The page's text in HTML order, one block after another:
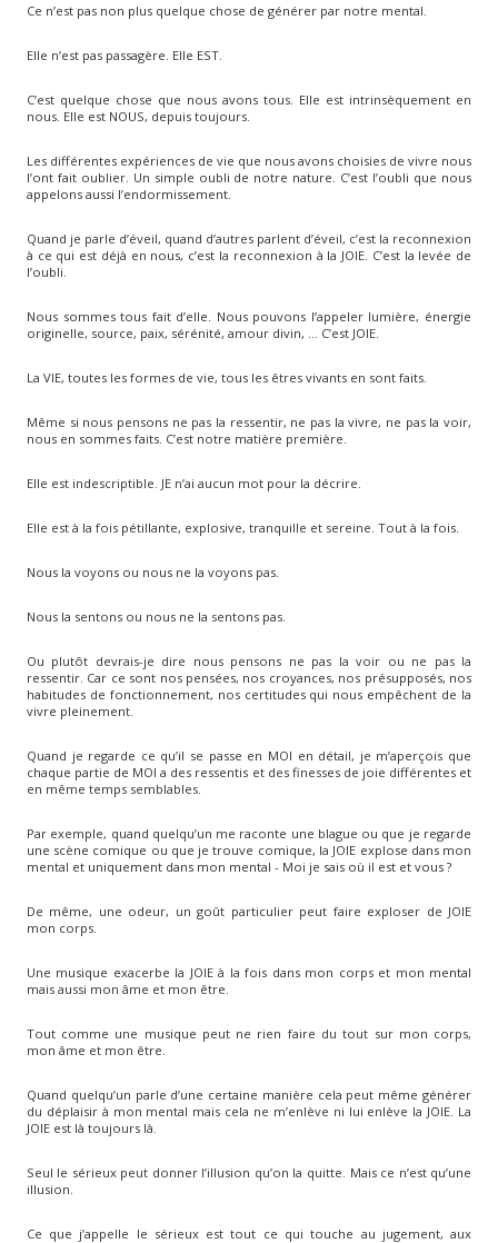
Ce n’est pas non plus quelque chose de générer par notre mental.
Elle n’est pas passagère. Elle EST.
C’est quelque chose que nous avons tous. Elle est intrinsèquement en
nous. Elle est NOUS, depuis toujours.
Les différentes expériences de vie que nous avons choisies de vivre nous
l’ont fait oublier. Un simple oubli de notre nature. C’est l’oubli que nous
appelons aussi l’endormissement.
Quand je parle d’éveil, quand d’autres parlent d’éveil, c’est la reconnexion
à ce qui est déjà en nous, c’est la reconnexion à la JOIE. C’est la levée de
l’oubli.
Nous sommes tous fait d’elle. Nous pouvons l’appeler lumière, énergie
originelle, source, paix, sérénité, amour divin, … C’est JOIE.
La VIE, toutes les formes de vie, tous les êtres vivants en sont faits.
Même si nous pensons ne pas la ressentir, ne pas la vivre, ne pas la voir,
nous en sommes faits. C’est notre matière première.
Elle est indescriptible. JE n’ai aucun mot pour la décrire.
Elle est à la fois pétillante, explosive, tranquille et sereine. Tout à la fois.
Nous la voyons ou nous ne la voyons pas.
Nous la sentons ou nous ne la sentons pas.
Ou plutôt devrais-je dire nous pensons ne pas la voir ou ne pas la
ressentir. Car ce sont nos pensées, nos croyances, nos présupposés, nos
habitudes de fonctionnement, nos certitudes qui nous empêchent de la
vivre pleinement.
Quand je regarde ce qu’il se passe en MOI en détail, je m’aperçois que
chaque partie de MOI a des ressentis et des finesses de joie différentes et
en même temps semblables.
Par exemple, quand quelqu’un me raconte une blague ou que je regarde
une scène comique ou que je trouve comique, la JOIE explose dans mon
mental et uniquement dans mon mental - Moi je sais où il est et vous ?
De même, une odeur, un goût particulier peut faire exploser de JOIE
mon corps.
Une musique exacerbe la JOIE à la fois dans mon corps et mon mental
mais aussi mon âme et mon être.
Tout comme une musique peut ne rien faire du tout sur mon corps,
mon âme et mon être.
Quand quelqu’un parle d’une certaine manière cela peut même générer
du déplaisir à mon mental mais cela ne m’enlève ni lui enlève la JOIE. La
JOIE est là toujours là.
Seul le sérieux peut donner l’illusion qu’on la quitte. Mais ce n’est qu’une
illusion.
Ce que j’appelle le sérieux est tout ce qui touche au jugement, aux